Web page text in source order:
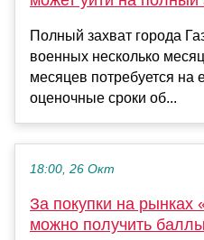
Полный захват города
военных несколько
месяцев потребуется на
оценочные сроки об...
18:00, 26 Окт
За покупки на
можно получить